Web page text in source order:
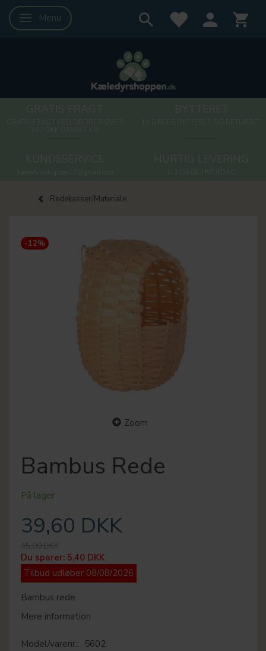
Skifte navigation
Menu
Redekasser/Materiale
-12%
Zoom
Bambus Rede
På lager
39,60 DKK
45,00 DKK
Du sparer: 5,40 DKK
Tilbud udløber 08/08/2026
Bambus rede
Mere information
Model/varenr.: 5602